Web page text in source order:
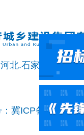
北.石家庄市鹿泉区
冀ICP备